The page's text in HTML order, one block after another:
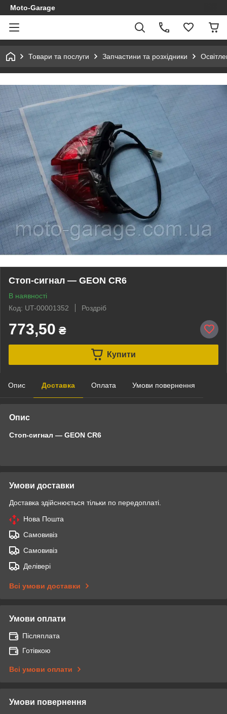
Moto-Garage
Товари та послуги Запчастини та розхідники
Стоп-сигнал — GEON CR6
В наявності
Код: UT-00001352
Роздріб
773,50 ₴
Купити
Опис Доставка Оплата Умови повернення
Опис
Стоп-сигнал — GEON CR6
Умови доставки
Доставка здійснюється тільки по передоплаті.
Нова Пошта
Самовивіз
Самовивіз
Делівері
Всі умови доставки
Умови оплати
Післяплата
Готівкою
Всі умови оплати
Умови повернення